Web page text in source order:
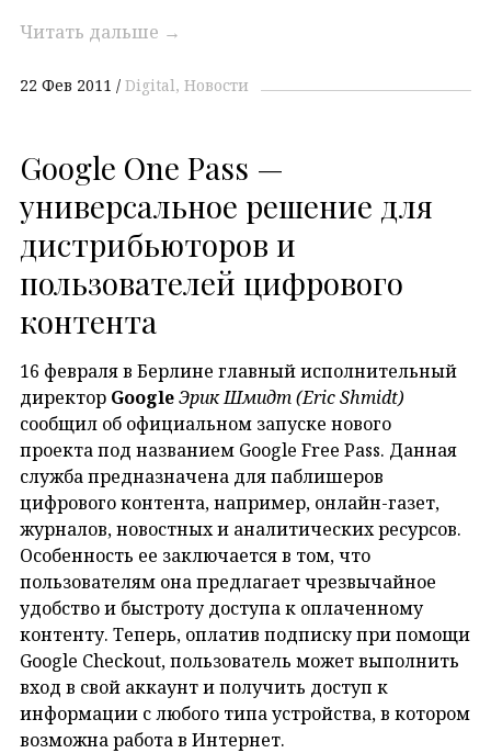
Читать дальше →
22 Фев 2011 Digital Новости
Google One Pass —
универсальное решение для
дистрибьюторов и
пользователей цифрового
контента
16 февраля в Берлине главный исполнительный
директор GoogleЭрик Шмидт (Eric Shmidt)
сообщил об официальном запуске нового
проекта под названием Google Free Pass. Данная
служба предназначена для паблишеров
цифрового контента, например, онлайн-газет,
журналов, новостных и аналитических ресурсов.
Особенность ее заключается в том, что
пользователям она предлагает чрезвычайное
удобство и быстроту доступа к оплаченному
контенту. Теперь, оплатив подписку при помощи
Google Checkout, пользователь может выполнить
вход в свой аккаунт и получить доступ к
информации с любого типа устройства, в котором
возможна работа в Интернет.